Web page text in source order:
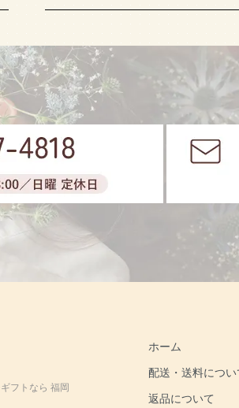
フトなら 福岡
ホーム
配送・送料につい
返品について